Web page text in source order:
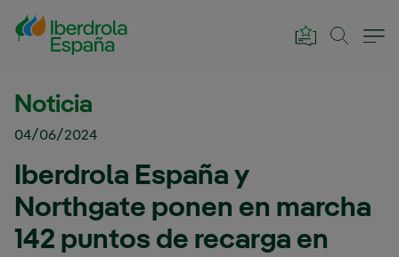
Saltar al contenido principal
Noticia
04/06/2024
Iberdrola España y
Northgate ponen en marcha
142 puntos de recarga en